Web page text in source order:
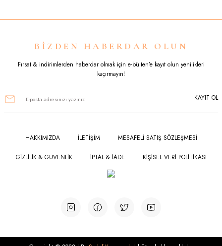
Ürün resmi kalitesiz, bozuk veya görüntülenemiyor.
Ürün açıklamasında eksik bilgiler bulunuyor.
Ürün fiyatı diğer sitelerden daha pahalı.
BİZDEN HABERDAR OLUN
Fırsat & indirimlerden haberdar olmak için e-bülten’e kayıt olun yenilikleri
kaçırmayın!
KAYIT OL
HAKKIMIZDA İLETİŞİM MESAFELİ SATIŞ SÖZLEŞMESİ
GİZLİLİK & GÜVENLİK İPTAL & İADE KİŞİSEL VERİ POLİTİKASI